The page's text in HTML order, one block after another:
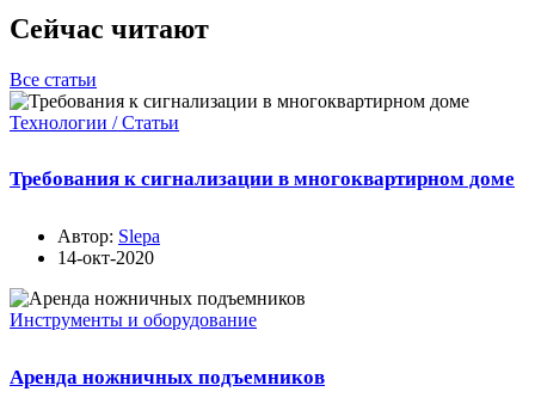
Сейчас читают
Все статьи
Технологии / Статьи
Требования к сигнализации в многоквартирном доме
Автор: Slepa
14-окт-2020
Инструменты и оборудование
Аренда ножничных подъемников